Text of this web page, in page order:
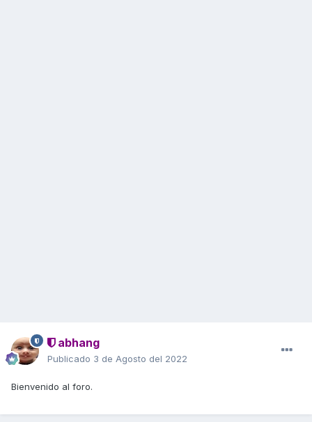
abhang
Publicado 3 de Agosto del 2022
Bienvenido al foro.